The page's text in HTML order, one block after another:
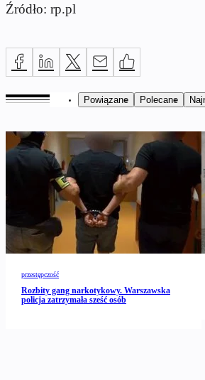
Źródło: rp.pl
Powiązane Polecane
przestępczość
Rozbity gang narkotykowy. Warszawska
policja zatrzymała sześć osób